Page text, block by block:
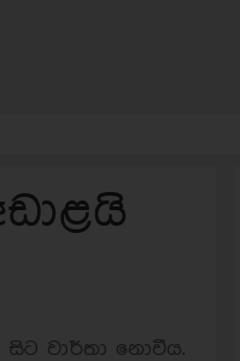
වාර්තා නොවීය.